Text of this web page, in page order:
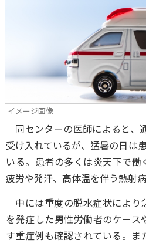
イメージ画像
同センターの医師によると、
受け入れているが、猛暑の日は
いる。患者の多くは炎天下で
疲労や発汗、高体温を伴う熱射
中には重度の脱水症状により
を発症した男性労働者のケース
す重症例も確認されている。